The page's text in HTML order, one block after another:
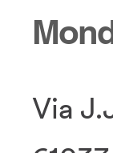
Via